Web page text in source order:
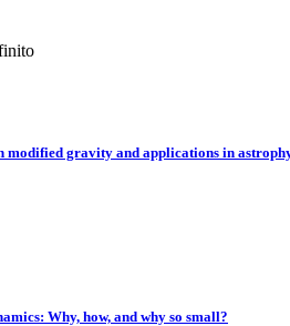
modified gravity and applications in
Why, how, and why so small?